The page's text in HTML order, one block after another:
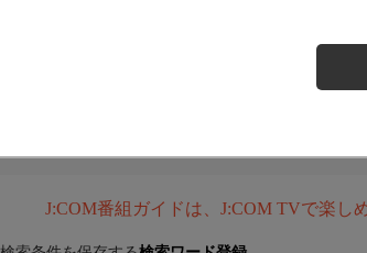
J:COM番組ガイドは、J:COM TVで楽し